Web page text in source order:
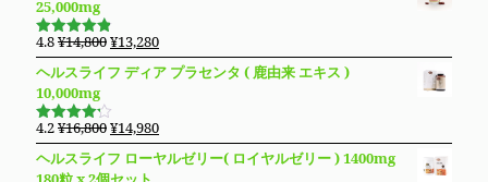
25,000mg
5段階で
4.83の評
価
4.8¥14,800元
の
価
は
¥14,800
で
¥13,280現
在
の
格
は
¥13,280
ヘルスライフ ディア プラセンタ ( 鹿由来 エキス )
10,000mg
5段階で
4.19の評
価
4.2¥16,800元
の
価
¥14,980現
在
の
ヘルスライフ ローヤルゼリー( ロイヤルゼリー ) 1400mg